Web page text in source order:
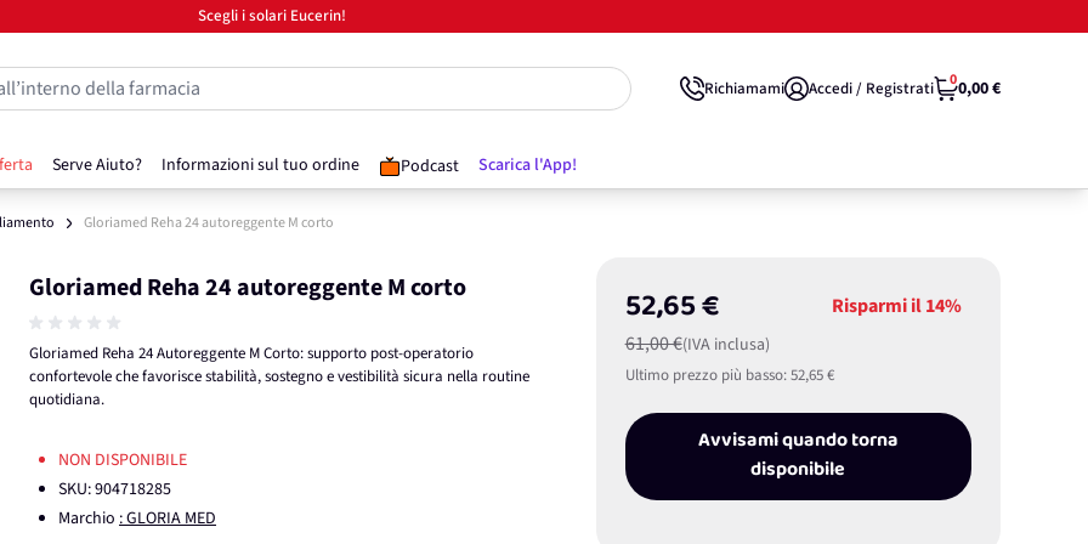
Scegli i solari Eucerin!
Serve Aiuto? Informazioni sul tuo ordine Podcast Scarica l'App!
della farmacia Richiamami Accedi / Registrati 00,00 €
Gloriamed Reha 24 autoreggente M corto
Gloriamed Reha 24 autoreggente M corto
Gloriamed Reha 24 Autoreggente M Corto: supporto post-operatorio
confortevole che favorisce stabilità, sostegno e vestibilità sicura nella routine
quotidiana.
52,65 €
61,00 €(IVA inclusa)
Risparmi il14%
Ultimo prezzo più basso:52,65 €
Avvisami quando torna
disponibile
NON DISPONIBILE
SKU:904718285
Marchio : GLORIA MED